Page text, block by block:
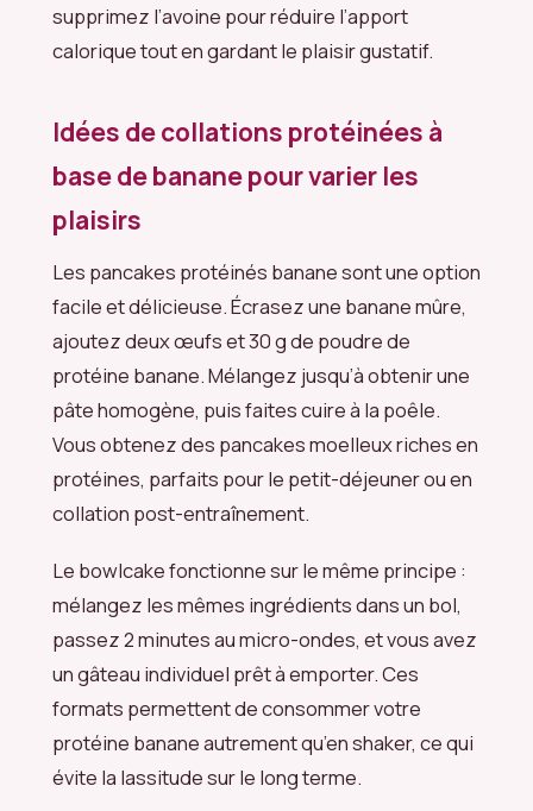
supprimez l’avoine pour réduire l’apport
calorique tout en gardant le plaisir gustatif.
Idées de collations protéinées à
base de banane pour varier les
plaisirs
Les pancakes protéinés banane sont une option
facile et délicieuse. Écrasez une banane mûre,
ajoutez deux œufs et 30 g de poudre de
protéine banane. Mélangez jusqu’à obtenir une
pâte homogène, puis faites cuire à la poêle.
Vous obtenez des pancakes moelleux riches en
protéines, parfaits pour le petit-déjeuner ou en
collation post-entraînement.
Le bowlcake fonctionne sur le même principe :
mélangez les mêmes ingrédients dans un bol,
passez 2 minutes au micro-ondes, et vous avez
un gâteau individuel prêt à emporter. Ces
formats permettent de consommer votre
protéine banane autrement qu’en shaker, ce qui
évite la lassitude sur le long terme.